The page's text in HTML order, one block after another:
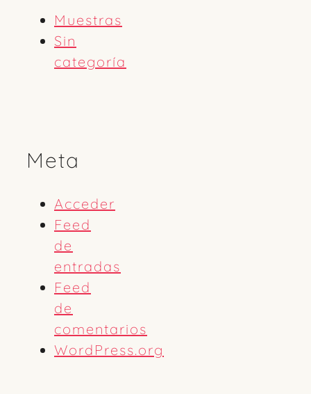
Muestras
Sin
categoría
Meta
Acceder
Feed
de
entradas
Feed
de
comentarios
WordPress.org